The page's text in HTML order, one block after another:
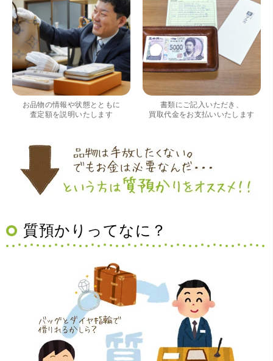
（大阪府大阪市）すごく丁寧に対応して頂きました。 ホー
ムページの皆様の評価がとても良かったので、質屋自体初
めての利用でしたが、対応して頂きました担当の方もすご
く良かったです。 これから質屋をご利用される方は是非オ
ススメです。
（大阪府豊中市）買取査定の流れがとても丁寧でお話がし
やすくとても良い時間になりました!!満足出来る買取です。
お品物の情報や状態とともに
査定額を説明いたします
書類にご記入いただき、
買取代金をお支払いいたします
質預かりってなに？